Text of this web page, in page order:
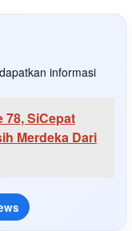
informasi
78, SiCepat
Merdeka Dari